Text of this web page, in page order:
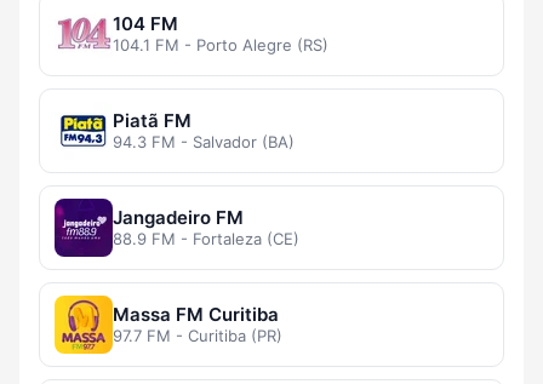
104 FM
104.1 FM - Porto Alegre (RS)
Piatã FM
94.3 FM - Salvador (BA)
Jangadeiro FM
88.9 FM - Fortaleza (CE)
Massa FM Curitiba
97.7 FM - Curitiba (PR)